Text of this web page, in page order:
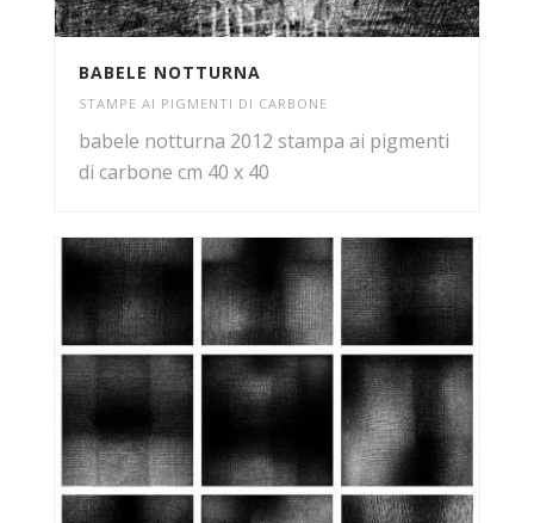
BABELE NOTTURNA
STAMPE AI PIGMENTI DI CARBONE
babele notturna 2012 stampa ai pigmenti
di carbone cm 40 x 40